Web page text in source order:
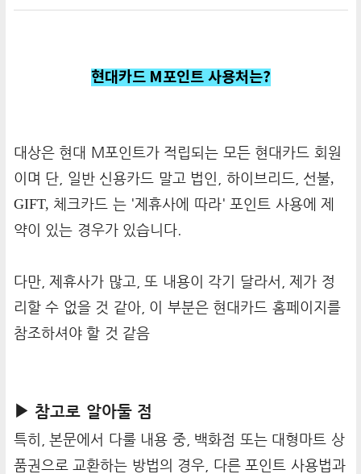
현대카드 M포인트 사용처는?
대상은 현대 M포인트가 적립되는 모든 현대카드 회원
이며 단, 일반 신용카드 말고 법인, 하이브리드, 선불,
GIFT, 체크카드 는 '제휴사에 따라' 포인트 사용에 제
약이 있는 경우가 있습니다.
다만, 제휴사가 많고, 또 내용이 각기 달라서, 제가 정
리할 수 없을 것 같아, 이 부분은 현대카드 홈페이지를
참조하셔야 할 것 같음
▶ 참고로 알아둘 점
특히, 본문에서 다룰 내용 중, 백화점 또는 대형마트 상
품권으로 교환하는 방법의 경우, 다른 포인트 사용법과